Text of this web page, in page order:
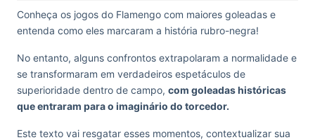
Conheça os jogos do Flamengo com maiores goleadas e
entenda como eles marcaram a história rubro-negra!
No entanto, alguns confrontos extrapolaram a normalidade e
se transformaram em verdadeiros espetáculos de
superioridade dentro de campo, com goleadas históricas
que entraram para o imaginário do torcedor.
Este texto vai resgatar esses momentos, contextualizar sua